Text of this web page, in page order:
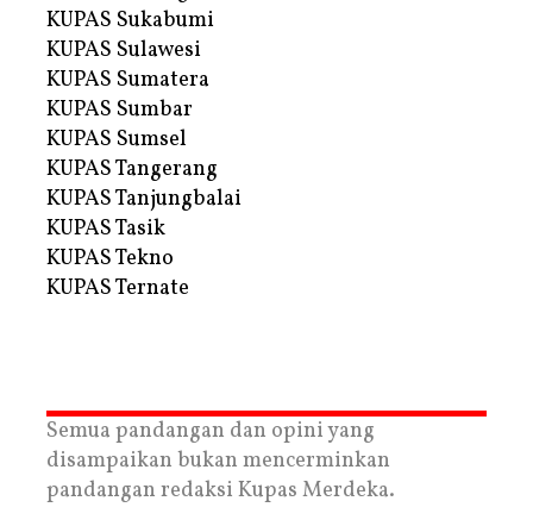
KUPAS Sukabumi
KUPAS Sulawesi
KUPAS Sumatera
KUPAS Sumbar
KUPAS Sumsel
KUPAS Tangerang
KUPAS Tanjungbalai
KUPAS Tasik
KUPAS Tekno
KUPAS Ternate
Semua pandangan dan opini yang
disampaikan bukan mencerminkan
pandangan redaksi Kupas Merdeka.